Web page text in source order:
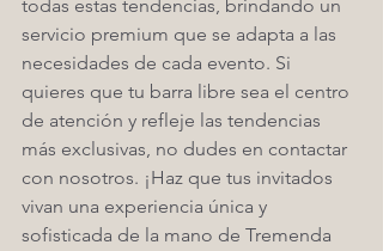
todas estas tendencias, brindando un
servicio premium que se adapta a las
necesidades de cada evento. Si
quieres que tu barra libre sea el centro
de atención y refleje las tendencias
más exclusivas, no dudes en contactar
con nosotros. ¡Haz que tus invitados
vivan una experiencia única y
sofisticada de la mano de Tremenda